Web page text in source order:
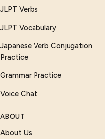
JLPT Verbs
JLPT Vocabulary
Japanese Verb Conjugation
Practice
Grammar Practice
Voice Chat
ABOUT
About Us